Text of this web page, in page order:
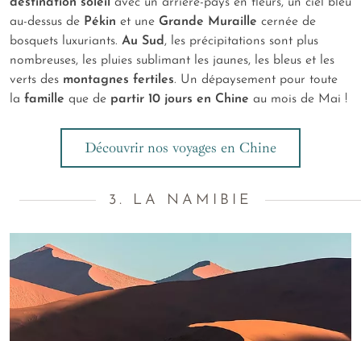
au-dessus de Pékin et une Grande Muraille cernée de
bosquets luxuriants. Au Sud , les précipitations sont plus
nombreuses, les pluies sublimant les jaunes, les bleus et les
verts des montagnes fertiles. Un dépaysement pour toute
la famille que de partir 10 jours en Chine au mois de Mai !
Découvrir nos voyages en Chine
3. LA NAMIBIE